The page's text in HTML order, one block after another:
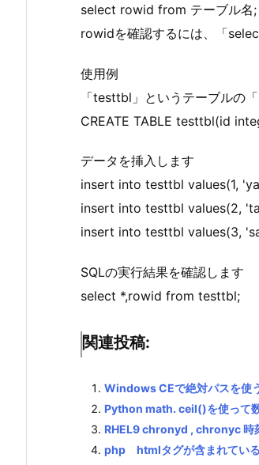
select rowid from テーブル名;
rowidを確認するには、「
使用例
「testtbl」というテーブルの
CREATE TABLE testtbl(id
データを挿入します
insert into testtbl values(1,
insert into testtbl values(2,
insert into testtbl values(3,
SQLの実行結果を確認します
select *,rowid from testtbl;
関連投稿:
Windows CEで絶対パスを使
Python math. ceil()を使って
RHEL9 chronyd , chronyc 時
php htmlタグが含まれている